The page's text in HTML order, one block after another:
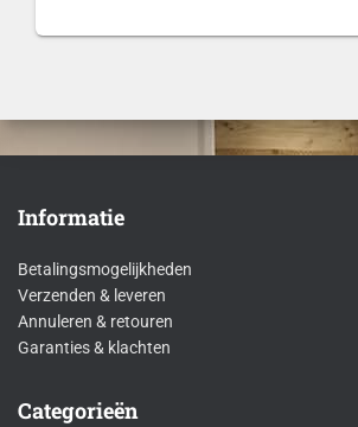
Informatie
Betalingsmogelijkheden
Verzenden & leveren
Annuleren & retouren
Garanties & klachten
Categorieën